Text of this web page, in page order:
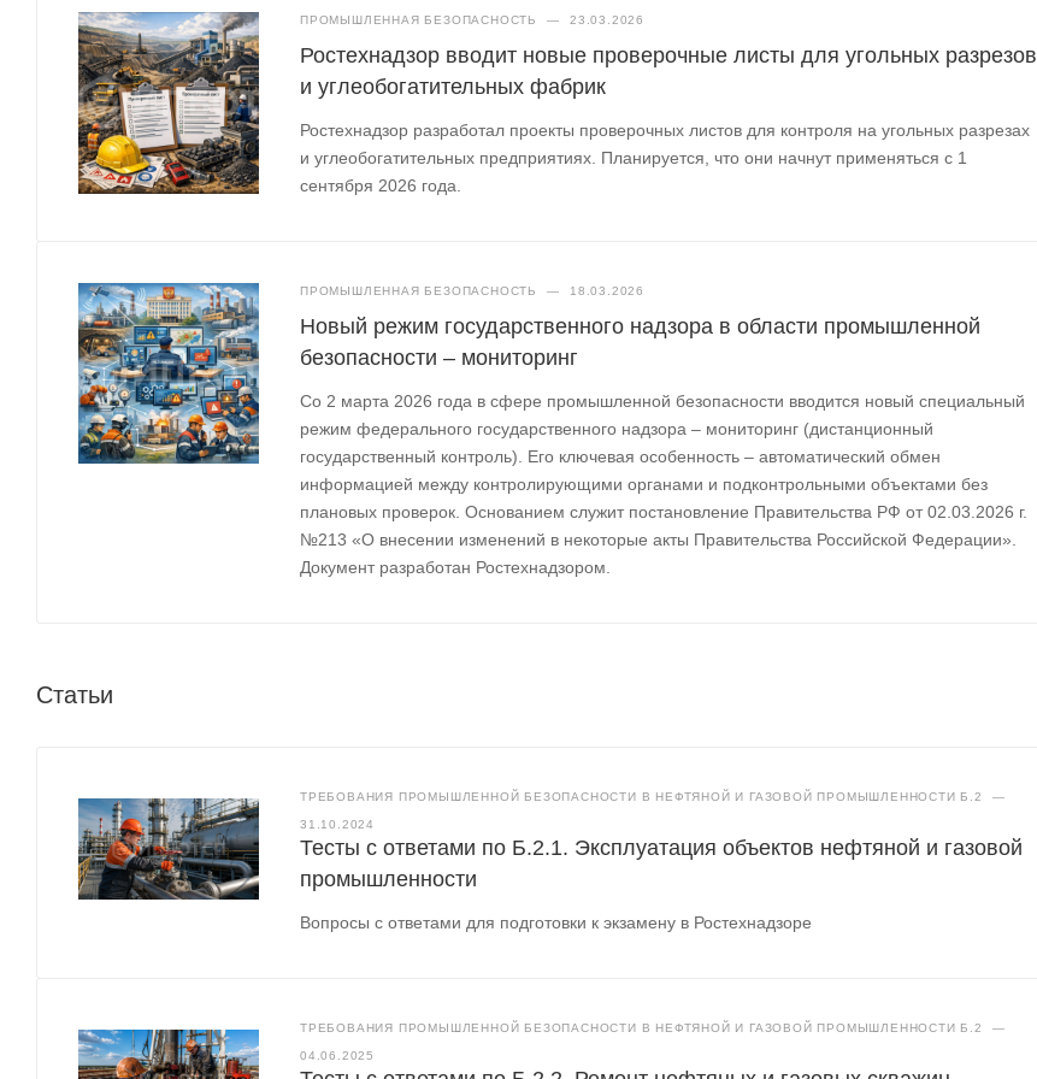
ПРОМЫШЛЕННАЯ БЕЗОПАСНОСТЬ — 23.03.2026
Ростехнадзор вводит новые проверочные листы для угольных разрезов
и углеобогатительных фабрик
Ростехнадзор разработал проекты проверочных листов для контроля на угольных разрезах
и углеобогатительных предприятиях. Планируется, что они начнут применяться с 1
сентября 2026 года.
ПРОМЫШЛЕННАЯ БЕЗОПАСНОСТЬ — 18.03.2026
Новый режим государственного надзора в области промышленной
безопасности – мониторинг
Со 2 марта 2026 года в сфере промышленной безопасности вводится новый специальный
режим федерального государственного надзора – мониторинг (дистанционный
государственный контроль). Его ключевая особенность – автоматический обмен
информацией между контролирующими органами и подконтрольными объектами без
плановых проверок. Основанием служит постановление Правительства РФ от 02.03.2026 г.
№213 «О внесении изменений в некоторые акты Правительства Российской Федерации».
Документ разработан Ростехнадзором.
Статьи
ТРЕБОВАНИЯ ПРОМЫШЛЕННОЙ БЕЗОПАСНОСТИ В НЕФТЯНОЙ И ГАЗОВОЙ ПРОМЫШЛЕННОСТИ Б.2 —
31.10.2024
Тесты с ответами по Б.2.1. Эксплуатация объектов нефтяной и газовой
промышленности
Вопросы с ответами для подготовки к экзамену в Ростехнадзоре
ТРЕБОВАНИЯ ПРОМЫШЛЕННОЙ БЕЗОПАСНОСТИ В НЕФТЯНОЙ И ГАЗОВОЙ ПРОМЫШЛЕННОСТИ Б.2 —
04.06.2025